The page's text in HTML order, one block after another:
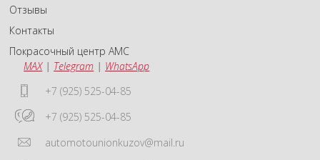
Отзывы
Контакты
Покрасочный центр АМС
MAX| Telegram | WhatsApp
+7 (925) 525-04-85
+7 (925) 525-04-85
automotounionkuzov@mail.ru